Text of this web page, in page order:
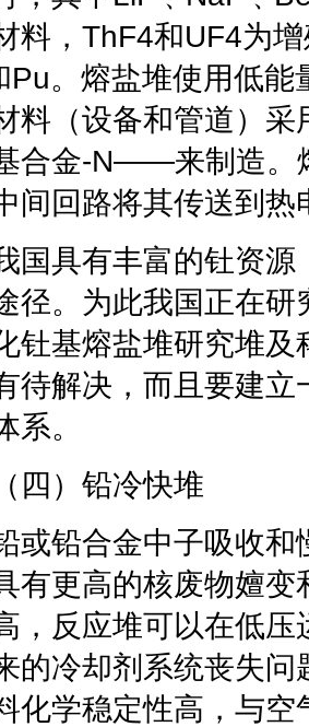
料，ThF4和UF4为
Pu。熔盐堆使用低
料（设备和管道）
合金-N——来制造。
间回路将其传送到热
具有丰富的钍资源
径。为此我国正在
钍基熔盐堆研究堆
待解决，而且要建
系。
（四）铅冷快堆
铅合金中子吸收和
有更高的核废物嬗
，反应堆可以在低
的冷却剂系统丧失
化学稳定性高，与